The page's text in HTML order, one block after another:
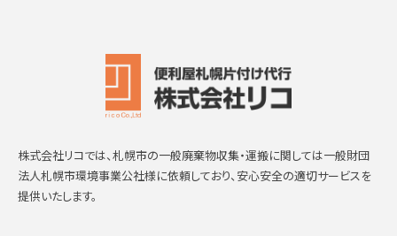
株式会社リコでは、札幌市の一般廃棄物収集・運搬に関しては一般財団
法人札幌市環境事業公社様に依頼しており、安心安全の適切サービスを
提供いたします。